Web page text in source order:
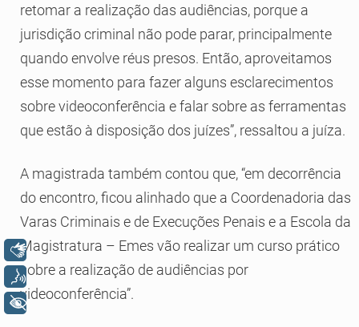
retomar a realização das audiências, porque a
jurisdição criminal não pode parar, principalmente
quando envolve réus presos. Então, aproveitamos
esse momento para fazer alguns esclarecimentos
sobre videoconferência e falar sobre as ferramentas
que estão à disposição dos juízes”, ressaltou a juíza.
A magistrada também contou que, “em decorrência
do encontro, ficou alinhado que a Coordenadoria das
Varas Criminais e de Execuções Penais e a Escola da
Magistratura – Emes vão realizar um curso prático
sobre a realização de audiências por
videoconferência”.
Libras
Voz
+ Acessibilidade